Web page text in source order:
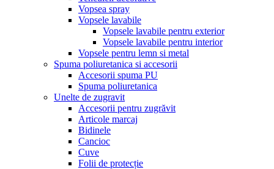
Vopsea spray
Vopsele lavabile
Vopsele lavabile pentru exterior
Vopsele lavabile pentru interior
Vopsele pentru lemn si metal
Spuma poliuretanica si accesorii
Accesorii spuma PU
Spuma poliuretanica
Unelte de zugravit
Accesorii pentru zugrăvit
Articole marcaj
Bidinele
Cancioc
Cuve
Folii de protecție